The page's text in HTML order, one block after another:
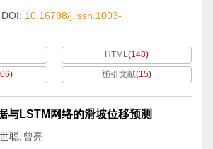
DOI: 10.16798/j.issn.1003-
HTML(148)
) 施引文献(15)
与LSTM网络的滑坡位移预测
聪, 曾亮